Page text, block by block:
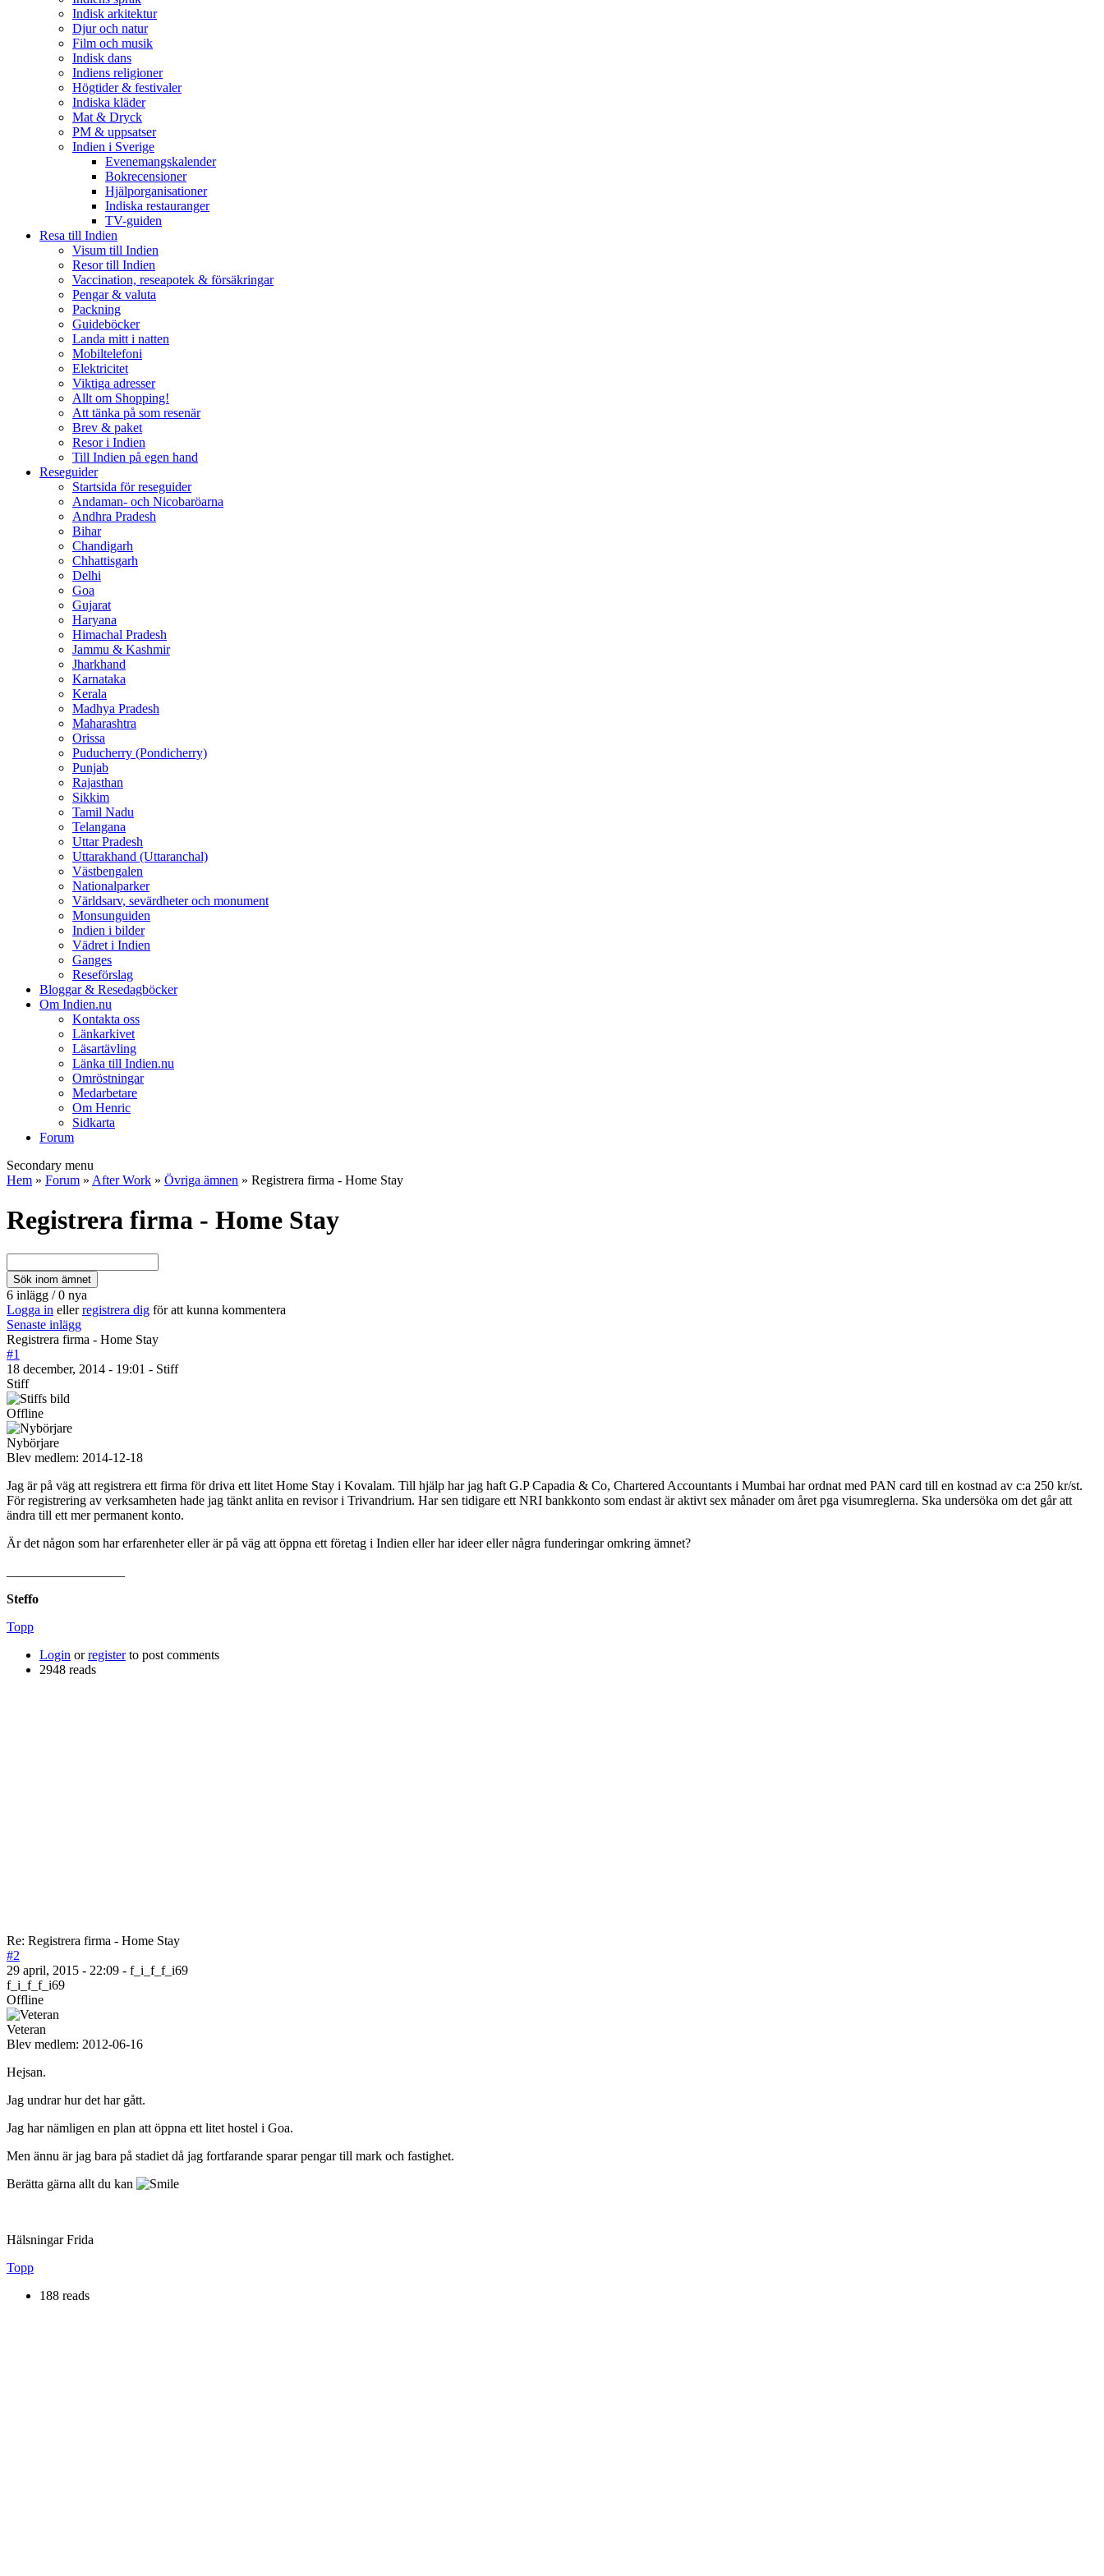
Indisk arkitektur
Djur och natur
Film och musik
Indisk dans
Indiens religioner
Högtider & festivaler
Indiska kläder
Mat & Dryck
PM & uppsatser
Indien i Sverige
Evenemangskalender
Bokrecensioner
Hjälporganisationer
Indiska restauranger
TV-guiden
Resa till Indien
Visum till Indien
Resor till Indien
Vaccination, reseapotek & försäkringar
Pengar & valuta
Packning
Guideböcker
Landa mitt i natten
Mobiltelefoni
Elektricitet
Viktiga adresser
Allt om Shopping!
Att tänka på som resenär
Brev & paket
Resor i Indien
Till Indien på egen hand
Reseguider
Startsida för reseguider
Andaman- och Nicobaröarna
Andhra Pradesh
Bihar
Chandigarh
Chhattisgarh
Delhi
Goa
Gujarat
Haryana
Himachal Pradesh
Jammu & Kashmir
Jharkhand
Karnataka
Kerala
Madhya Pradesh
Maharashtra
Orissa
Puducherry (Pondicherry)
Punjab
Rajasthan
Sikkim
Tamil Nadu
Telangana
Uttar Pradesh
Uttarakhand (Uttaranchal)
Västbengalen
Nationalparker
Världsarv, sevärdheter och monument
Monsunguiden
Indien i bilder
Vädret i Indien
Ganges
Reseförslag
Bloggar & Resedagböcker
Om Indien.nu
Kontakta oss
Länkarkivet
Läsartävling
Länka till Indien.nu
Omröstningar
Medarbetare
Om Henric
Sidkarta
Forum
Secondary menu
Hem » Forum » After Work » Övriga ämnen » Registrera firma - Home Stay
Registrera firma - Home Stay
6 inlägg / 0 nya
Logga in ellerregistrera dig för att kunna kommentera
Senaste inlägg
Registrera firma - Home Stay
#1
18 december, 2014 - 19:01 - Stiff
Stiff
Offline
Nybörjare
Blev medlem: 2014-12-18
Jag är på väg att registrera ett firma för driva ett litet Home Stay i Kovalam. Till hjälp har jag haft G.P Capadia & Co, Chartered Accountants i Mumbai har ordnat med PAN card till en kostnad av c:a 250 kr/st.
För registrering av verksamheten hade jag tänkt anlita en revisor i Trivandrium. Har sen tidigare ett NRI bankkonto som endast är aktivt sex månader om året pga visumreglerna. Ska undersöka om det går att
ändra till ett mer permanent konto.
Är det någon som har erfarenheter eller är på väg att öppna ett företag i Indien eller har ideer eller några funderingar omkring ämnet?
Steffo
Topp
Login orregisterto post comments
2948 reads
Re: Registrera firma - Home Stay
#2
29 april, 2015 - 22:09 - f_i_f_f_i69
f_i_f_f_i69
Offline
Veteran
Blev medlem: 2012-06-16
Hejsan.
Jag undrar hur det har gått.
Jag har nämligen en plan att öppna ett litet hostel i Goa.
Men ännu är jag bara på stadiet då jag fortfarande sparar pengar till mark och fastighet.
Berätta gärna allt du kan
Hälsningar Frida
Topp
188 reads